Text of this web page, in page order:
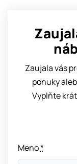
Zaujala vás
ponuky
Vyplňte
Meno*